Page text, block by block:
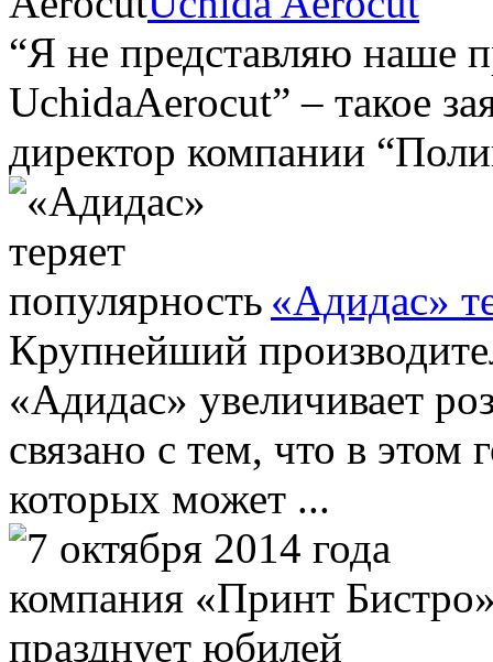
“Я не представляю наше
UchidaAerocut” – такое
директор компании
«Адидас»
Крупнейший
«Адидас» увеличивает
связано с тем, что в
которых может ...